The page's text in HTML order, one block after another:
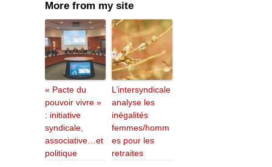
More from my site
« Pacte du
pouvoir vivre »
: initiative
syndicale,
associative…et
politique
L’intersyndicale
analyse les
inégalités
femmes/homm
es pour les
retraites